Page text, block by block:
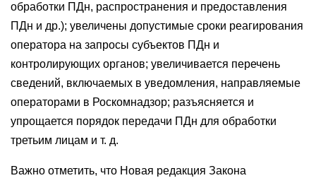
обработки ПДн, распространения и предоставления
ПДн и др.); увеличены допустимые сроки реагирования
оператора на запросы субъектов ПДн и
контролирующих органов; увеличивается перечень
сведений, включаемых в уведомления, направляемые
операторами в Роскомнадзор; разъясняется и
упрощается порядок передачи ПДн для обработки
третьим лицам и т. д.
Важно отметить, что Новая редакция Закона